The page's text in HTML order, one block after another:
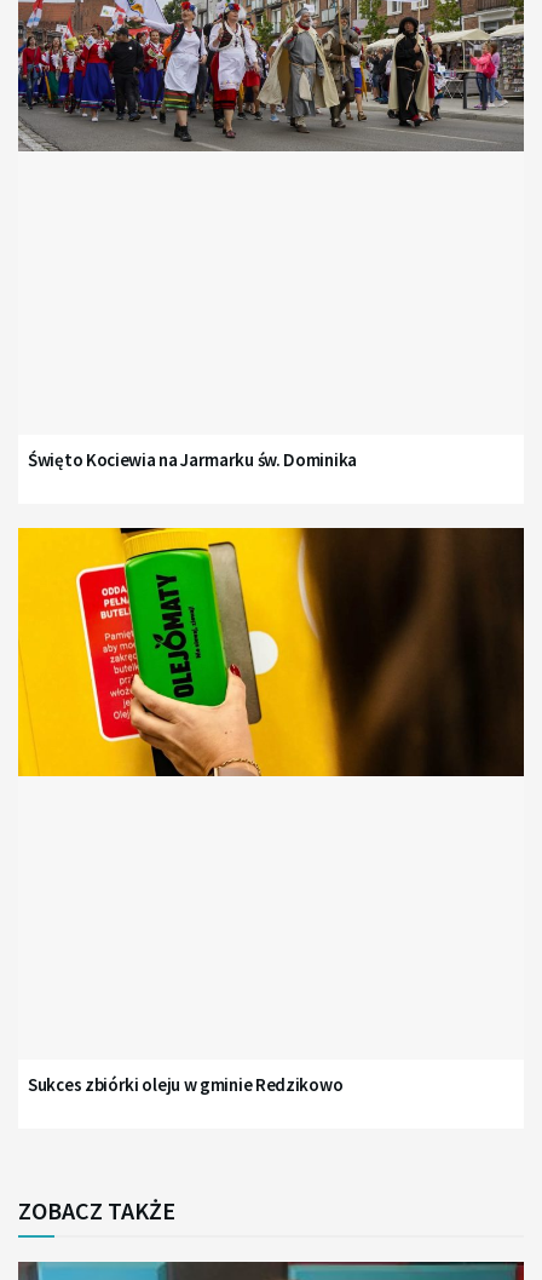
Święto Kociewia na Jarmarku św. Dominika
Sukces zbiórki oleju w gminie Redzikowo
ZOBACZ TAKŻE